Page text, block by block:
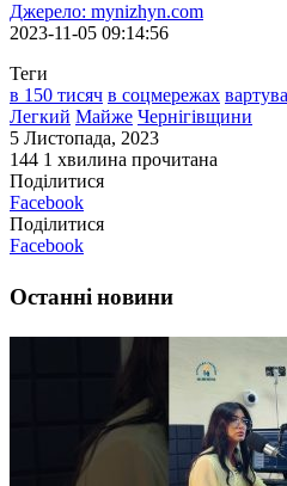
Джерело: mynizhyn.com
2023-11-05 09:14:56
Теги
в 150 тисяч в соцмережах
Легкий Майже Чернігівщини
5 Листопада, 2023
144 1 хвилина прочитана
Поділитися
Facebook
Поділитися
Facebook
Останні новини